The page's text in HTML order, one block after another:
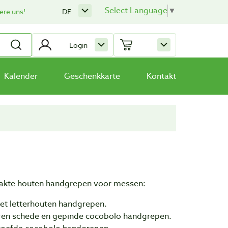
uns! Select Language▼
DE
Login
Kalender Geschenkkarte Kontakt
houten handgrepen voor messen:
letterhouten handgrepen.
schede en gepinde cocobolo handgrepen.